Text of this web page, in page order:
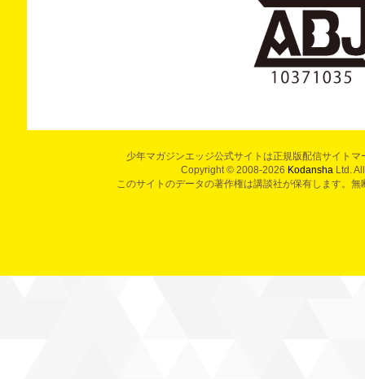
少年マガジンエッジ公式サイトは正規版配信サイト
Copyright © 2008-2026 Kodansha Ltd.
このサイトのデータの著作権は講談社が保有します。